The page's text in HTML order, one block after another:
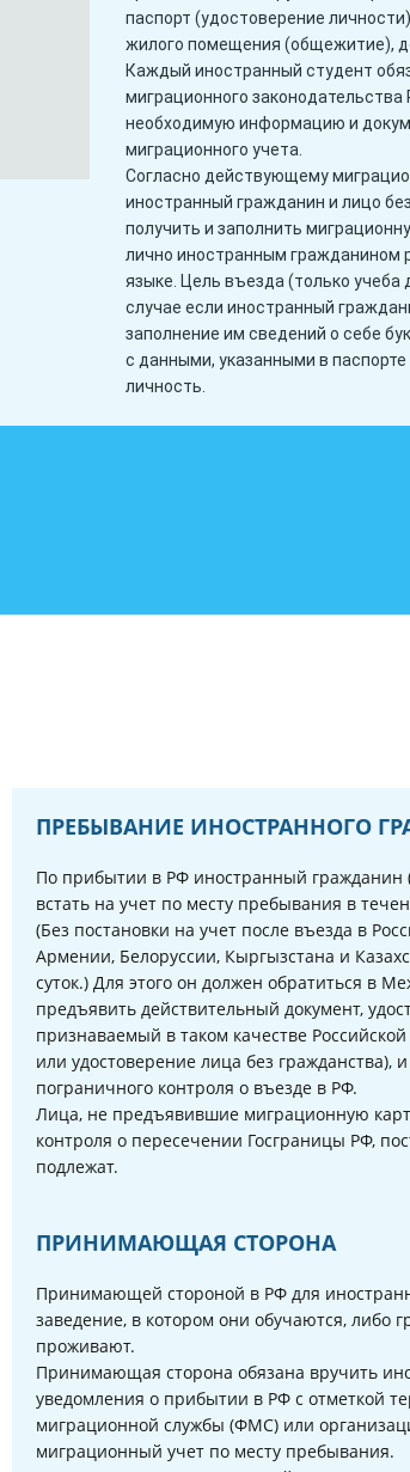
паспорт (удостоверение
жилого помещения (общежитие),
Каждый иностранный студент
миграционного
необходимую информацию и
миграционного учета.
Согласно действующему
иностранный гражданин и лицо
получить и заполнить
лично иностранным гражданином
языке. Цель въезда (только учеба
случае если иностранный
заполнение им сведений о себе
с данными, указанными в
личность.
ПРЕБЫВАНИЕ ИНОСТРАННОГО
По прибытии в РФ иностранный гражданин
встать на учет по месту пребывания в
(Без постановки на учет после въезда в
Армении, Белоруссии, Кыргызстана и
суток.) Для этого он должен обратиться в
предъявить действительный документ,
признаваемый в таком качестве
или удостоверение лица без гражданства),
пограничного контроля о въезде в РФ.
Лица, не предъявившие миграционную
контроля о пересечении Госграницы РФ,
подлежат.
ПРИНИМАЮЩАЯ СТОРОНА
Принимающей стороной в РФ для
заведение, в котором они обучаются, либо
проживают.
Принимающая сторона обязана вручить
уведомления о прибытии в РФ с отметкой
миграционной службы (ФМС) или
миграционный учет по месту пребывания.